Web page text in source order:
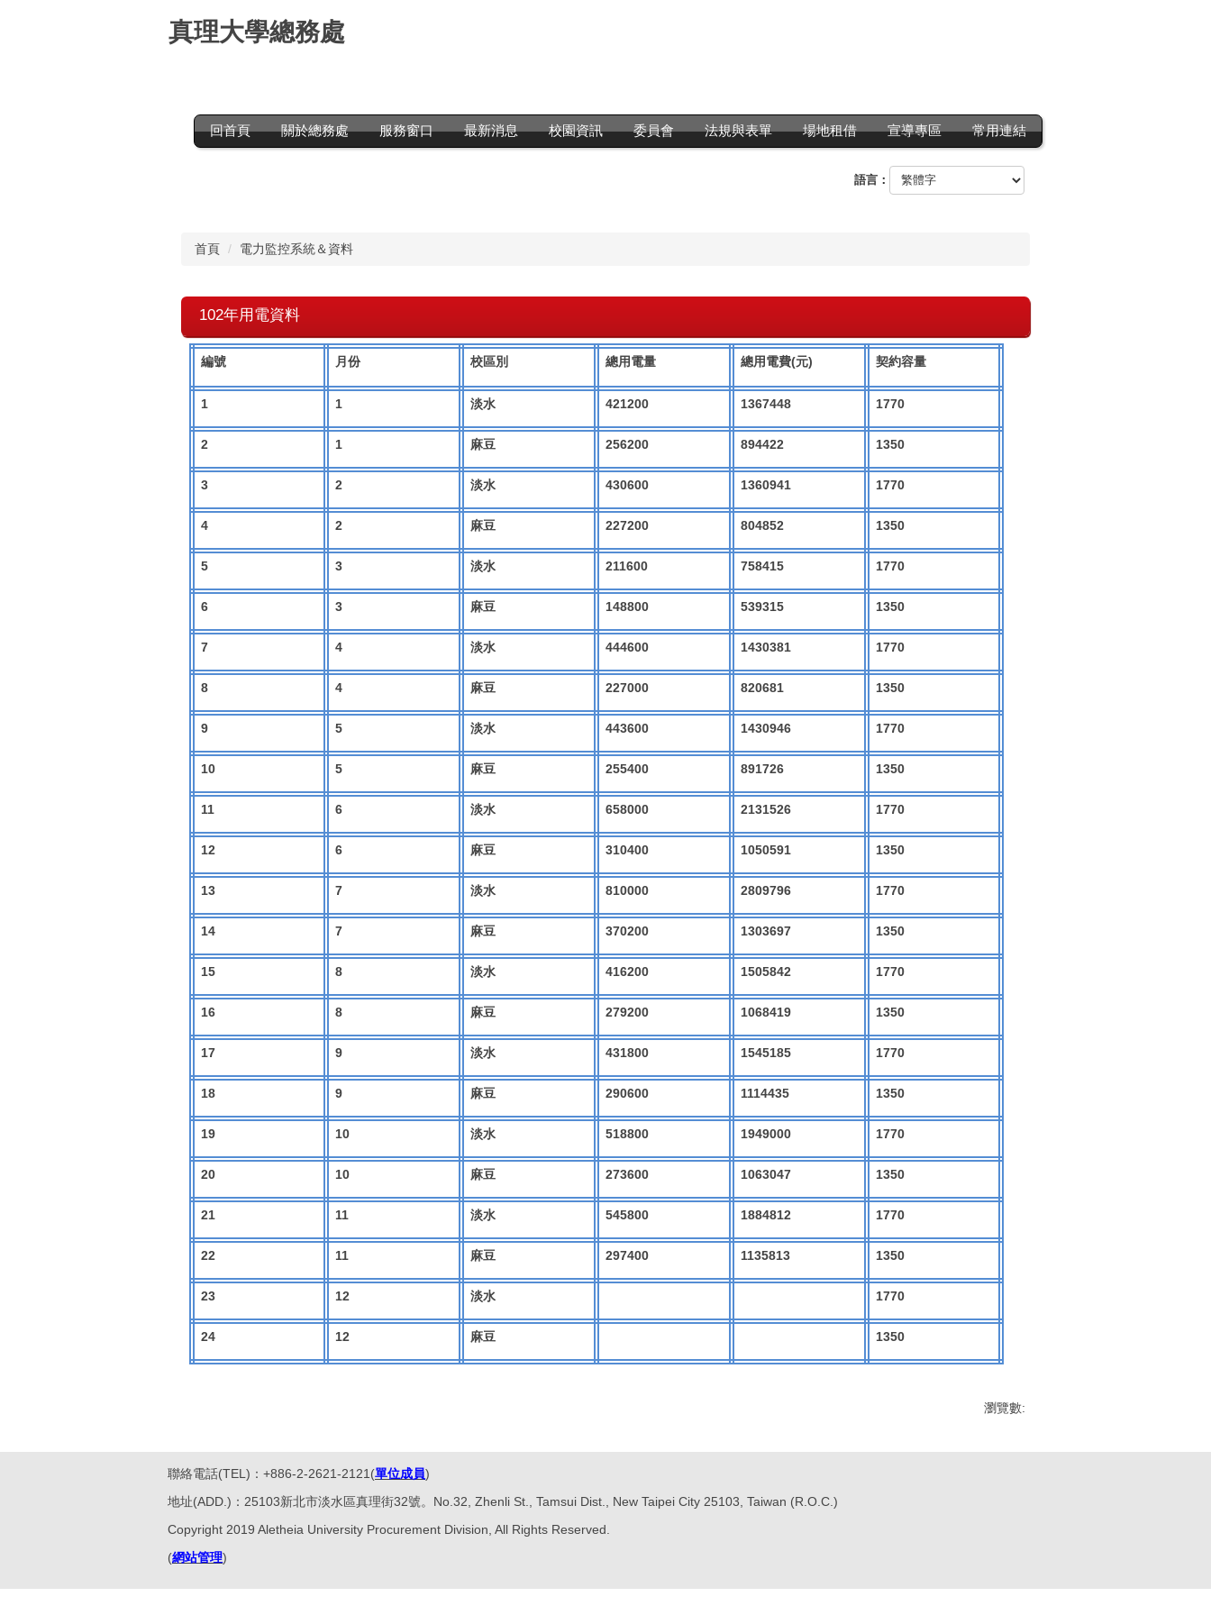
真理大學總務處
回首頁 關於總務處 服務窗口 最新消息 校園資訊 委員會 法規與表單 場地租借 宣導專區 常用連結
語言：
首頁 電力監控系統＆資料
102年用電資料
編號 月份 校區別 總用電量 總用電費(元) 契約容量
1 1 淡水 421200 1367448 1770
2 1 麻豆 256200 894422 1350
3 2 淡水 430600 1360941 1770
4 2 麻豆 227200 804852 1350
5 3 淡水 211600 758415 1770
6 3 麻豆 148800 539315 1350
7 4 淡水 444600 1430381 1770
8 4 麻豆 227000 820681 1350
9 5 淡水 443600 1430946 1770
10 5 麻豆 255400 891726 1350
11 6 淡水 658000 2131526 1770
12 6 麻豆 310400 1050591 1350
13 7 淡水 810000 2809796 1770
14 7 麻豆 370200 1303697 1350
15 8 淡水 416200 1505842 1770
16 8 麻豆 279200 1068419 1350
17 9 淡水 431800 1545185 1770
18 9 麻豆 290600 1114435 1350
19 10 淡水 518800 1949000 1770
20 10 麻豆 273600 1063047 1350
21 11 淡水 545800 1884812 1770
22 11 麻豆 297400 1135813 1350
23 12 淡水 1770
24 12 麻豆 1350
瀏覽數:
聯絡電話(TEL)：+886-2-2621-2121(單位成員)
地址(ADD.)：25103新北市淡水區真理街32號。No.32, Zhenli St., Tamsui Dist., New Taipei City 25103, Taiwan (R.O.C.)
Copyright 2019 Aletheia University Procurement Division, All Rights Reserved.
(網站管理)